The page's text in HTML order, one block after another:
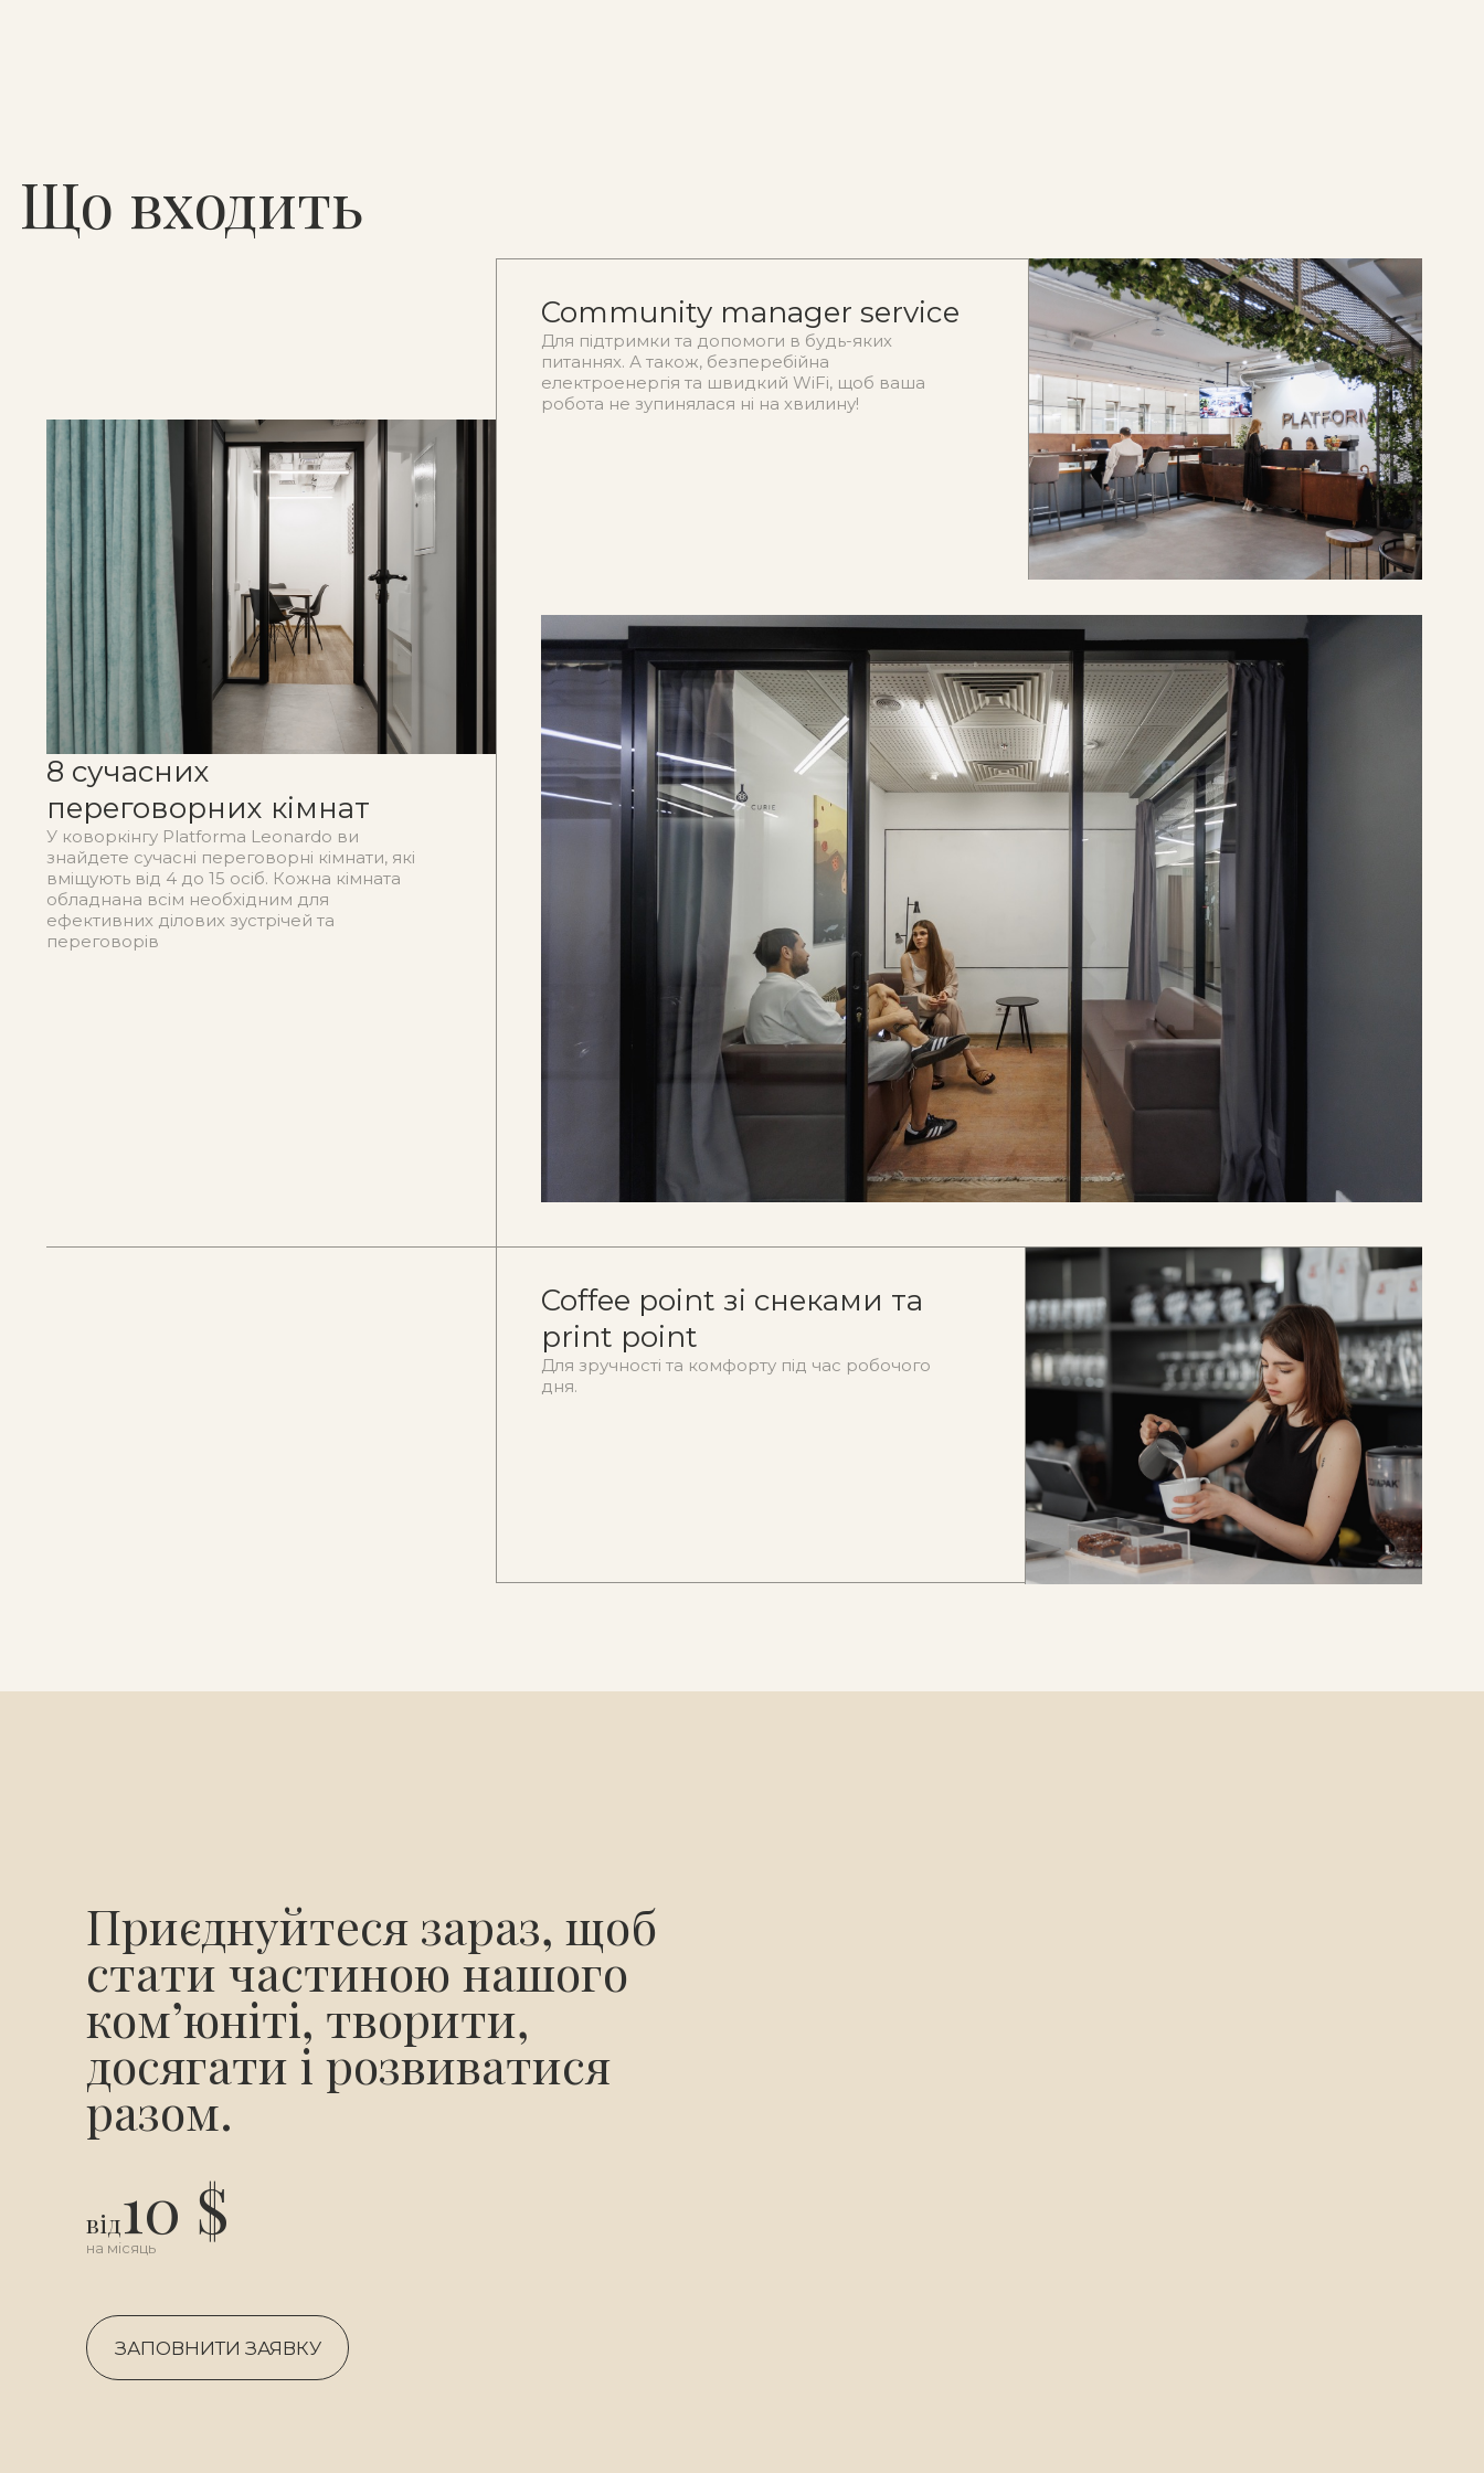
Що входить
8 сучасних
переговорних кімнат
У коворкінгу Platforma Leonardo ви
знайдете сучасні переговорні кімнати, які
вміщують від 4 до 15 осіб. Кожна кімната
обладнана всім необхідним для
ефективних ділових зустрічей та
переговорів
Community manager service
Для підтримки та допомоги в будь-яких
питаннях. А також, безперебійна
електроенергія та швидкий WiFi, щоб ваша
робота не зупинялася ні на хвилину!
Coffee point зі снеками та
print point
Для зручності та комфорту під час робочого
дня.
Приєднуйтеся зараз, щоб
стати частиною нашого
комʼюніті, творити,
досягати і розвиватися
разом.
від10 $
на місяць
ЗАПОВНИТИ ЗАЯВКУ